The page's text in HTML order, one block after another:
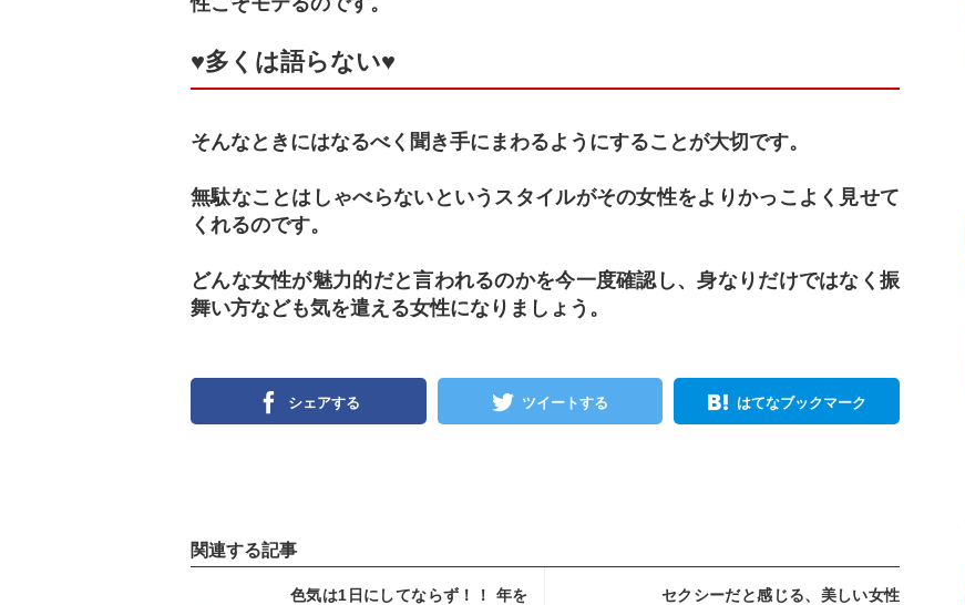
♥多くは語らない♥
そんなときにはなるべく聞き手にまわるようにすることが大切です。
無駄なことはしゃべらないというスタイルがその女性をよりかっこよく見せて
くれるのです。
どんな女性が魅力的だと言われるのかを今一度確認し、身なりだけではなく振
舞い方なども気を遣える女性になりましょう。
シェアする ツイートする はてなブックマーク
関連する記事
色気は1日にしてならず！！ 年を
セクシーだと感じる、美しい女性